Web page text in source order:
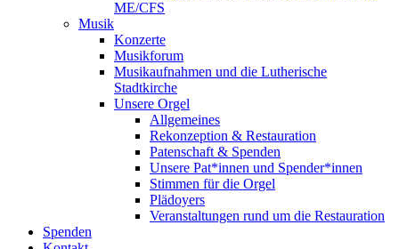
ME/CFS
Musik
Konzerte
Musikforum
Musikaufnahmen und die Lutherische
Stadtkirche
Unsere Orgel
Allgemeines
Rekonzeption & Restauration
Patenschaft & Spenden
Unsere Pat*innen und Spender*innen
Stimmen für die Orgel
Plädoyers
Veranstaltungen rund um die Restauration
Spenden